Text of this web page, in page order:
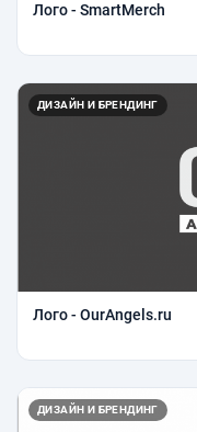
Лого - SmartMerch
ДИЗАЙН И БРЕНДИНГ
Лого - OurAngels.ru
ДИЗАЙН И БРЕНДИНГ